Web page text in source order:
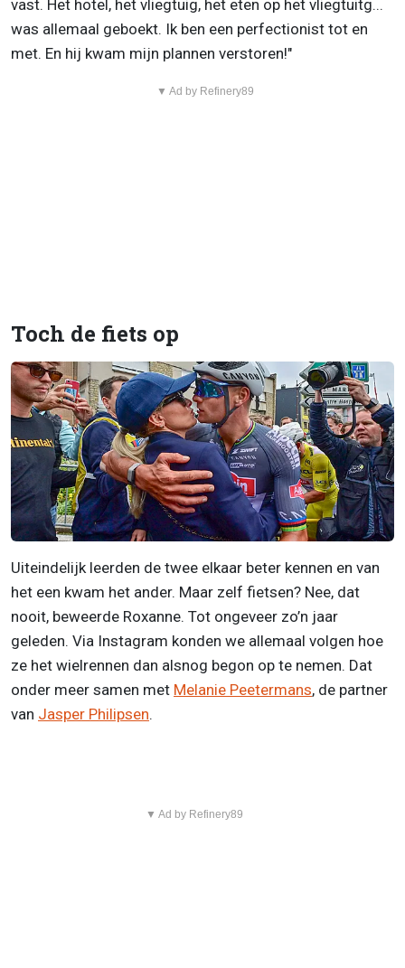
vast. Het hotel, het vliegtuig, het eten op het vliegtuitg...
was allemaal geboekt. Ik ben een perfectionist tot en
met. En hij kwam mijn plannen verstoren!"
▼ Ad by Refinery89
Toch de fiets op
Uiteindelijk leerden de twee elkaar beter kennen en van
het een kwam het ander. Maar zelf fietsen? Nee, dat
nooit, beweerde Roxanne. Tot ongeveer zo’n jaar
geleden. Via Instagram konden we allemaal volgen hoe
ze het wielrennen dan alsnog begon op te nemen. Dat
onder meer samen met Melanie Peetermans, de partner
van Jasper Philipsen.
▼ Ad by Refinery89